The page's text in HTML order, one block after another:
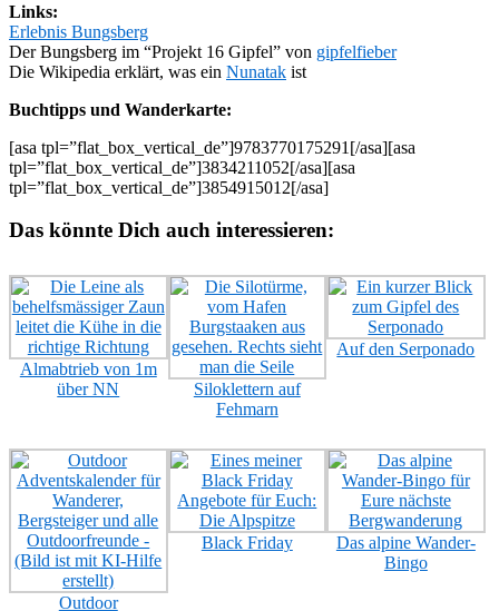
Links:
Erlebnis Bungsberg
Der Bungsberg im “Projekt 16 Gipfel” von gipfelfieber
Die Wikipedia erklärt, was ein Nunatak ist
Buchtipps und Wanderkarte:
[asa tpl=”flat_box_vertical_de”]9783770175291[/asa][asa
tpl=”flat_box_vertical_de”]3834211052[/asa][asa
tpl=”flat_box_vertical_de”]3854915012[/asa]
Das könnte Dich auch interessieren:
Almabtrieb von 1m
über NN
Siloklettern auf
Fehmarn
Auf den Serponado
Outdoor
Black Friday
Das alpine Wander-
Bingo